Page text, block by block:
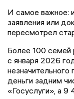
И самое важное:
заявления или
пересмотрел
Более 100 семей
с января 2026
деньги задним
«Госуслуги», а